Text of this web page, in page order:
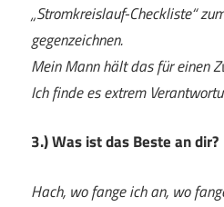
„Stromkreislauf-Checkliste“
gegenzeichnen.
Mein Mann hält das für einen
Ich finde es extrem
3.) Was ist das Beste an dir?
Hach, wo fange ich an, wo